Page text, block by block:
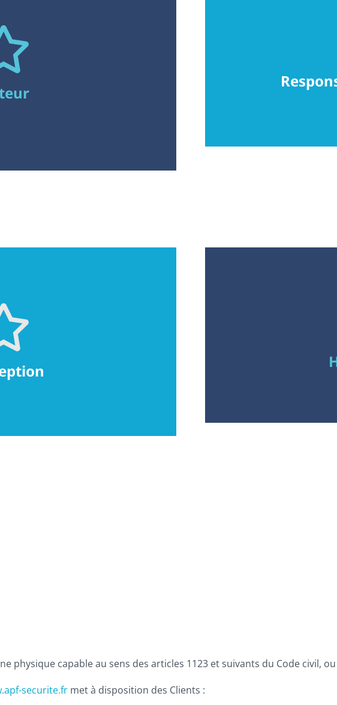
physique capable au sens des articles 1123 et suivants du Code civil,
securite.fr met à disposition des Clients :